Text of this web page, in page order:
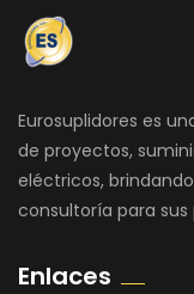
Eurosuplidores es
de proyectos,
eléctricos,
consultoría para sus
Enlaces